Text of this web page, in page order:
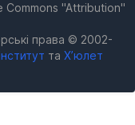
"Attribution"
права © 2002-
та Х’юлет